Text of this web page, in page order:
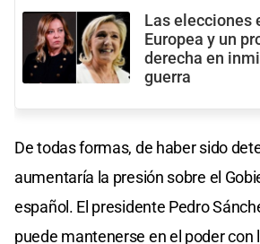
Las elecciones
Europea y un
derecha en
guerra
De todas formas, de haber sido
aumentaría la presión sobre el
español. El presidente Pedro
puede mantenerse en el poder con